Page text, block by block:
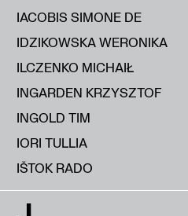
IACOBIS SIMONE DE
IDZIKOWSKA WERONIKA
ILCZENKO MICHAIŁ
INGARDEN KRZYSZTOF
INGOLD TIM
IORI TULLIA
IŠTOK RADO